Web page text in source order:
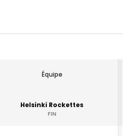
Équipe
Helsinki Rockettes
FIN